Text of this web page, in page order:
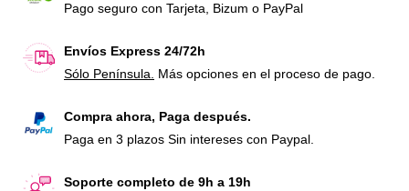
Pago seguro con Tarjeta, Bizum o PayPal
Envíos Express 24/72h
Sólo Península. Más opciones en el proceso de pago.
Compra ahora, Paga después.
Paga en 3 plazos Sin intereses con Paypal.
Soporte completo de 9h a 19h